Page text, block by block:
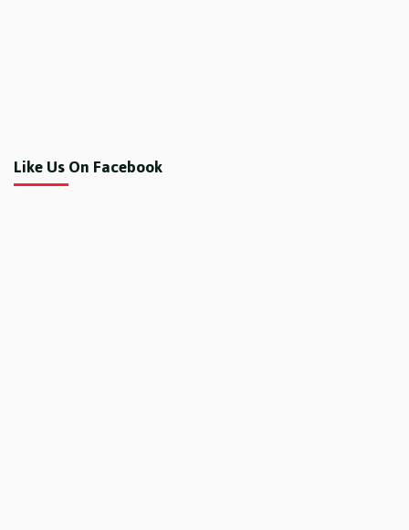
Like Us On Facebook